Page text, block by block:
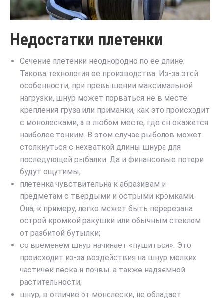
Недостатки плетенки
Сечение плетенки неоднородно по ее длине.
Такова технология ее производства. Из-за этой
особенности, при превышении максимальной
нагрузки, шнур может порваться не в месте
крепления груза или приманки, как это происходит
с монолесками, а в любом месте, где он окажется
наиболее тонким. В этом случае рыболов может
столкнуться с нехваткой длины шнура для
последующей рыбалки. Да и финансовые потери
будут ощутимы;
плетенка чувствительна к абразивам и
предметам с твердыми и острыми кромками.
Она, к примеру, легко может быть перерезана
острой кромкой ракушки или обычным стеклом
от разбитой бутылки;
со временем шнур начинает «пушиться». Это
происходит из-за воздействия на шнур мелких
частичек песка и почвы, а также надземной
растительности;
шнур, в отличие от монолески, не обладает